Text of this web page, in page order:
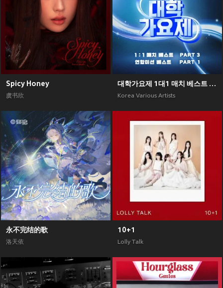
Spicy Honey
虞书欣
대학가요제 1대1 매치 베스트 PART3, 연합미션 베스트 PART1
Korea Various Artists
永不完结的歌
洛天依
10+1
Lolly Talk